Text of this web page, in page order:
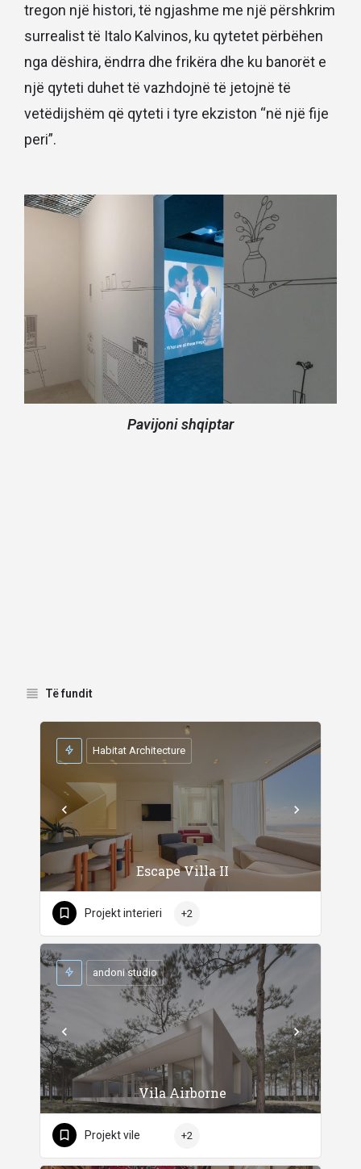
tregon një histori, të ngjashme me një përshkrim
surrealist të Italo Kalvinos, ku qytetet përbëhen
nga dëshira, ëndrra dhe frikëra dhe ku banorët e
një qyteti duhet të vazhdojnë të jetojnë të
vetëdijshëm që qyteti i tyre ekziston “në një fije
peri”.
Pavijoni shqiptar
Të fundit
Escape Villa II
Habitat Architecture
Projekt interieri +2
Vila Airborne
andoni studio
Projekt vile +2